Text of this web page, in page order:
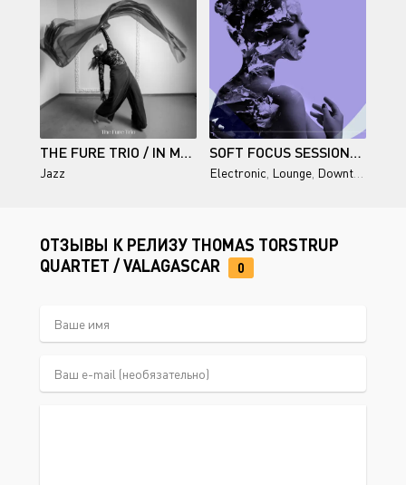
THE FURE TRIO / IN MOTION
Jazz
SOFT FOCUS SESSIONS FOR QUIET PRODUCTIVITY
Electronic Lounge Downtempo
ОТЗЫВЫ К РЕЛИЗУ THOMAS TORSTRUP
QUARTET / VALAGASCAR
0